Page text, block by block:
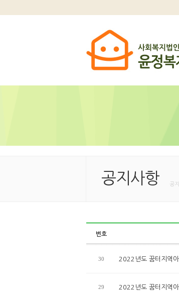
공지사항 공
번호
30 2022년도 꿈터지역
29 2022년도 꿈터지역